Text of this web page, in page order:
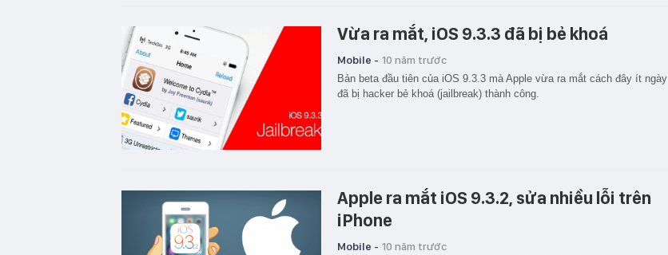
Vừa ra mắt, iOS 9.3.3 đã bị bẻ khoá
Mobile - 10 năm trước
Bản beta đầu tiên của iOS 9.3.3 mà Apple vừa ra mắt cách đây ít ngày
đã bị hacker bẻ khoá (jailbreak) thành công.
Apple ra mắt iOS 9.3.2, sửa nhiều lỗi trên
iPhone
Mobile - 10 năm trước